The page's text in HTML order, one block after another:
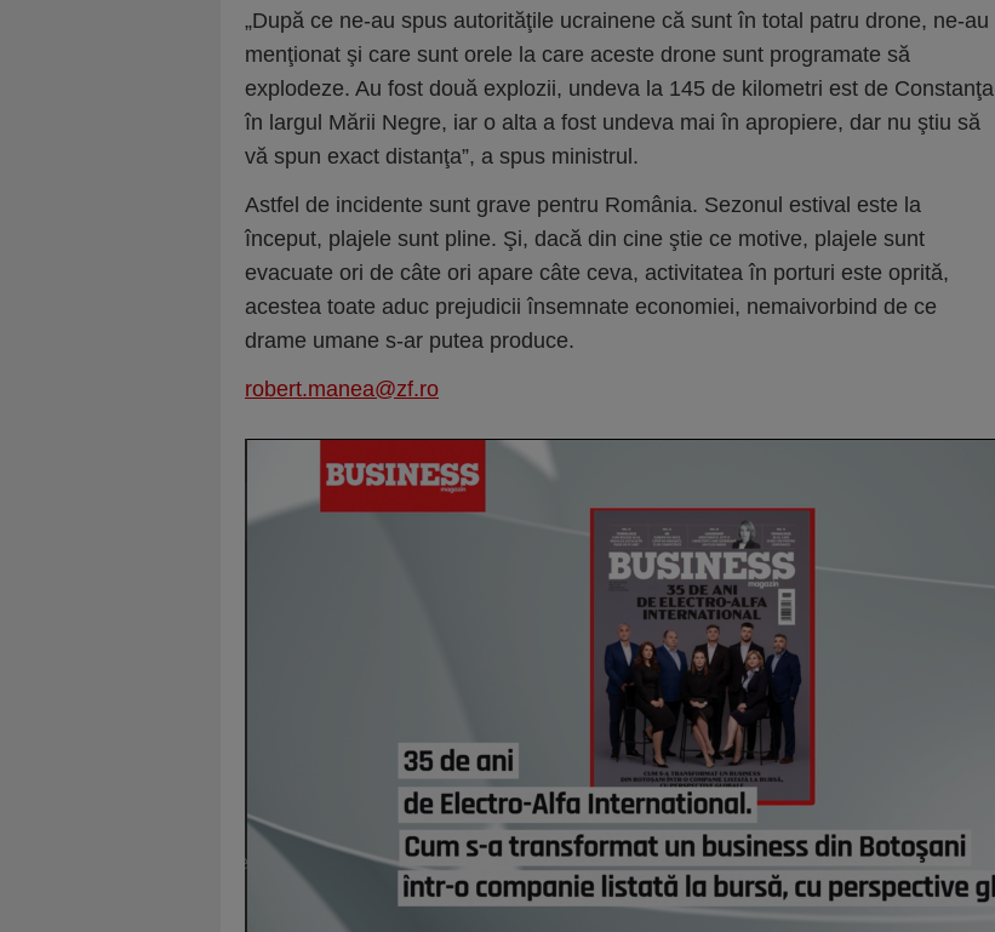
„După ce ne-au spus autorităţile ucrainene că sunt în total patru drone, ne-au
menţionat şi care sunt orele la care aceste drone sunt programate să
explodeze. Au fost două explozii, undeva la 145 de kilometri est de Constanţa
în largul Mării Negre, iar o alta a fost undeva mai în apropiere, dar nu ştiu să
vă spun exact distanţa”, a spus ministrul.
Astfel de incidente sunt grave pentru România. Sezonul estival este la
început, plajele sunt pline. Şi, dacă din cine ştie ce motive, plajele sunt
evacuate ori de câte ori apare câte ceva, activitatea în porturi este oprită,
acestea toate aduc prejudicii însemnate economiei, nemaivorbind de ce
drame umane s-ar putea produce.
robert.manea@zf.ro